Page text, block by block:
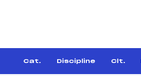
Cat. Discipline Clt.